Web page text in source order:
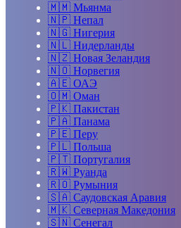
🇲🇲 Мьянма
🇳🇵 Непал
🇳🇬 Нигерия
🇳🇱 Нидерланды
🇳🇿 Новая Зеландия
🇳🇴 Норвегия
🇦🇪 ОАЭ
🇴🇲 Оман
🇵🇰 Пакистан
🇵🇦 Панама
🇵🇪 Перу
🇵🇱 Польша
🇵🇹 Португалия
🇷🇼 Руанда
🇷🇴 Румыния
🇸🇦 Саудовская Аравия
🇲🇰 Северная Македония
🇸🇳 Сенегал